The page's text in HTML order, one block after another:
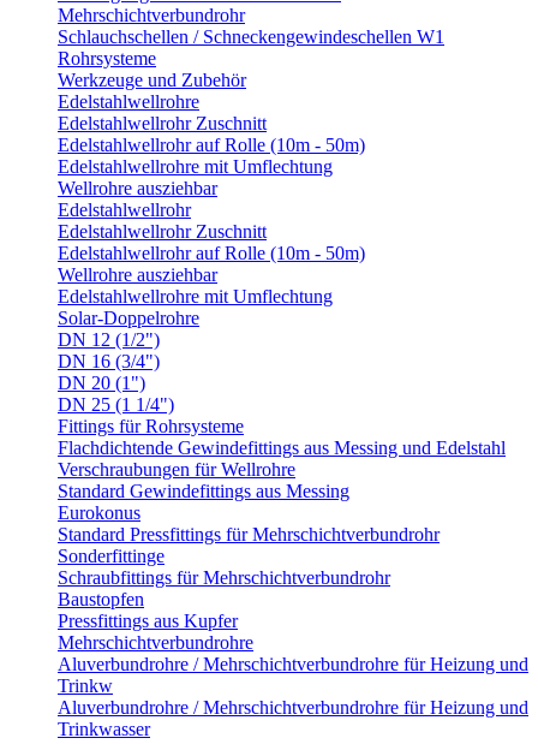
Mehrschichtverbundrohr
Schlauchschellen / Schneckengewindeschellen W1
Rohrsysteme
Werkzeuge und Zubehör
Edelstahlwellrohre
Edelstahlwellrohr Zuschnitt
Edelstahlwellrohr auf Rolle (10m - 50m)
Edelstahlwellrohre mit Umflechtung
Wellrohre ausziehbar
Edelstahlwellrohr
Edelstahlwellrohr Zuschnitt
Edelstahlwellrohr auf Rolle (10m - 50m)
Wellrohre ausziehbar
Edelstahlwellrohre mit Umflechtung
Solar-Doppelrohre
DN 12 (1/2")
DN 16 (3/4")
DN 20 (1")
DN 25 (1 1/4")
Fittings für Rohrsysteme
Flachdichtende Gewindefittings aus Messing und Edelstahl
Verschraubungen für Wellrohre
Standard Gewindefittings aus Messing
Eurokonus
Standard Pressfittings für Mehrschichtverbundrohr
Sonderfittinge
Schraubfittings für Mehrschichtverbundrohr
Baustopfen
Pressfittings aus Kupfer
Mehrschichtverbundrohre
Aluverbundrohre / Mehrschichtverbundrohre für Heizung und
Trinkw
Aluverbundrohre / Mehrschichtverbundrohre für Heizung und
Trinkwasser